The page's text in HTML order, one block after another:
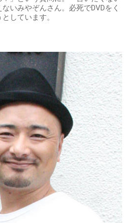
いみやぞんさん。必死でDVDをく
しています。